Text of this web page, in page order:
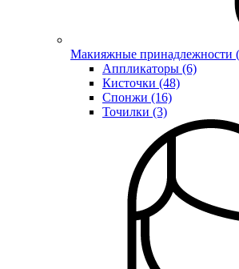
Макияжные принадлежности
Аппликаторы (6)
Кисточки (48)
Спонжи (16)
Точилки (3)